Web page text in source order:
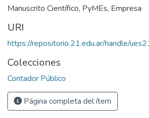
Manuscrito Científico, PyMEs, Empresa
URI
https://repositorio.21.edu.ar/handle/
Colecciones
Contador Público
Página completa del ítem